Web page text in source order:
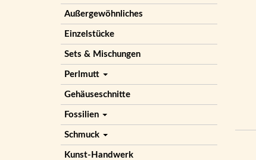
Außergewöhnliches
Einzelstücke
Sets & Mischungen
Perlmutt
Gehäuseschnitte
Fossilien
Schmuck
Kunst-Handwerk